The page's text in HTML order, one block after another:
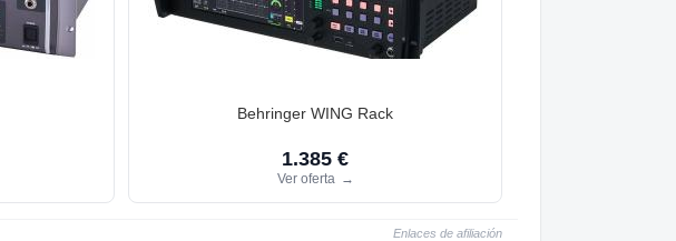
Behringer WING Rack
1.385 €
Ver oferta →
Enlaces de afiliación